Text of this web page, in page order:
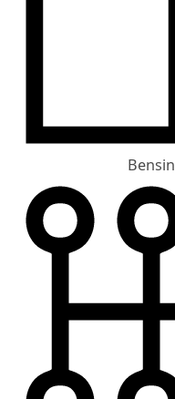
Bensin